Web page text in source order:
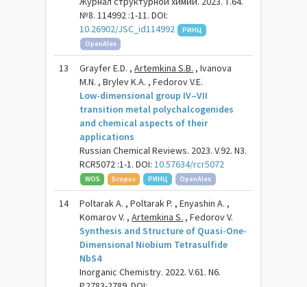
№8. 114992 :1-11. DOI:
10.26902/JSC_id114992
РИНЦ
OpenAlex
13 Grayfer E.D. ,Artemkina S.B. , Ivanova
M.N. , Brylev K.A. , Fedorov V.E.
Low-dimensional group IV–VII
transition metal polychalcogenides
and chemical aspects of their
applications
Russian Chemical Reviews. 2023. V.92. N3.
RCR5072 :1-1. DOI:10.57634/rcr5072
WOS Scopus РИНЦ OpenAlex
14
Poltarak A. , Poltarak P. , Enyashin A. ,
Komarov V. ,Artemkina S. , Fedorov V.
Synthesis and Structure of Quasi-One-
Dimensional Niobium Tetrasulfide
NbS4
Inorganic Chemistry. 2022. V.61. N6.